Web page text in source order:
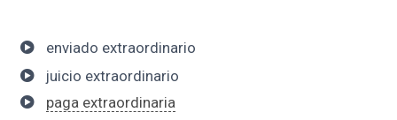
enviado extraordinario
juicio extraordinario
paga extraordinaria